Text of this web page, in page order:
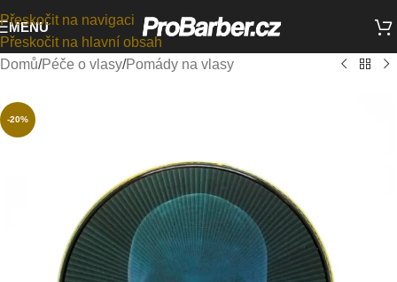
Přeskočit na navigaci
Přeskočit na hlavní obsah
MENU
Domů/Péče o vlasy/Pomády na vlasy
-20%